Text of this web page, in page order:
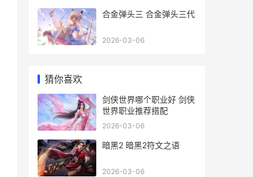
合金弹头三 合金弹头三代
2026-03-06
猜你喜欢
剑侠世界哪个职业好 剑侠
世界职业推荐搭配
2026-03-06
暗黑2 暗黑2符文之语
2026-03-06